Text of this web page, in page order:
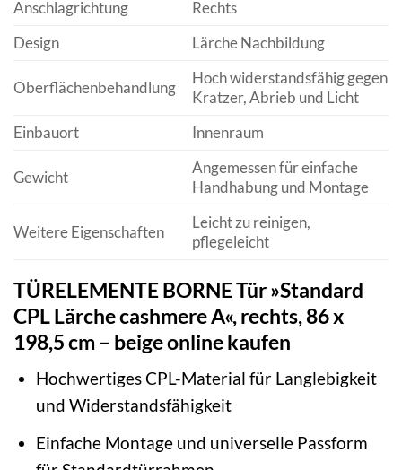
Anschlagrichtung
Rechts
Design
Lärche Nachbildung
Oberflächenbehandlung
Hoch widerstandsfähig gegen
Kratzer, Abrieb und Licht
Einbauort
Innenraum
Gewicht
Angemessen für einfache
Handhabung und Montage
Weitere Eigenschaften
Leicht zu reinigen,
pflegeleicht
TÜRELEMENTE BORNE Tür »Standard
CPL Lärche cashmere A«, rechts, 86 x
198,5 cm – beige online kaufen
Hochwertiges CPL-Material für Langlebigkeit
und Widerstandsfähigkeit
Einfache Montage und universelle Passform